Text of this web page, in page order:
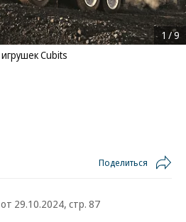
Cubits
1 /9
Поделиться
от 29.10.2024, стр. 87